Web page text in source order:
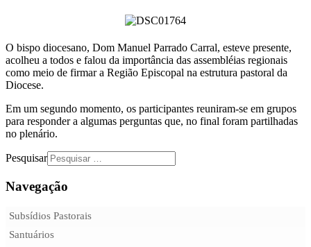
O bispo diocesano, Dom Manuel Parrado Carral, esteve presente,
acolheu a todos e falou da importância das assembléias regionais
como meio de firmar a Região Episcopal na estrutura pastoral da
Diocese.
Em um segundo momento, os participantes reuniram-se em grupos
para responder a algumas perguntas que, no final foram partilhadas
no plenário.
Pesquisar
Navegação
Subsídios Pastorais
Santuários